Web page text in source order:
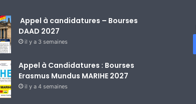
Appel à candidatures – Bourses
DAAD 2027
il y a 3 semaines
Appel à Candidatures : Bourses
Erasmus Mundus MARIHE 2027
il y a 4 semaines